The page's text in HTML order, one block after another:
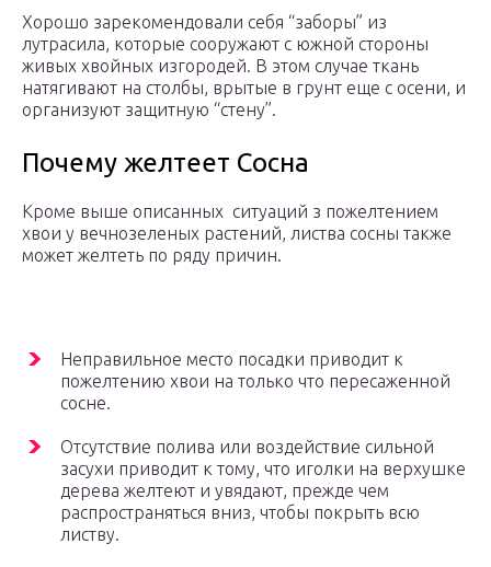
Хорошо зарекомендовали себя “заборы” из
лутрасила, которые сооружают с южной стороны
живых хвойных изгородей. В этом случае ткань
натягивают на столбы, врытые в грунт еще с осени, и
организуют защитную “стену”.
Почему желтеет Сосна
Кроме выше описанных ситуаций з пожелтением
хвои у вечнозеленых растений, листва сосны также
может желтеть по ряду причин.
Неправильное место посадки приводит к
пожелтению хвои на только что пересаженной
сосне.
Отсутствие полива или воздействие сильной
засухи приводит к тому, что иголки на верхушке
дерева желтеют и увядают, прежде чем
распространяться вниз, чтобы покрыть всю
листву.